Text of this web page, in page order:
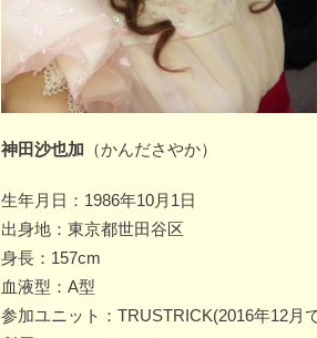
神田沙也加 （かんださやか）
生年月日：1986年10月1日
出身地：東京都世田谷区
身長：157cm
血液型：A型
参加ユニット：TRUSTRICK(2016年12月